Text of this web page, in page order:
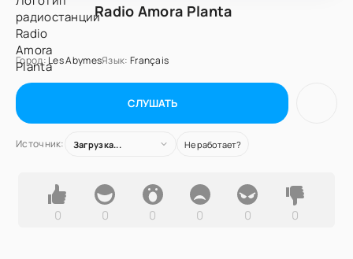
Radio Amora Planta
Город: Les AbymesЯзык: Français
СЛУШАТЬ
Источник: Загрузка... Не работает?
0 0 0 0 0 0